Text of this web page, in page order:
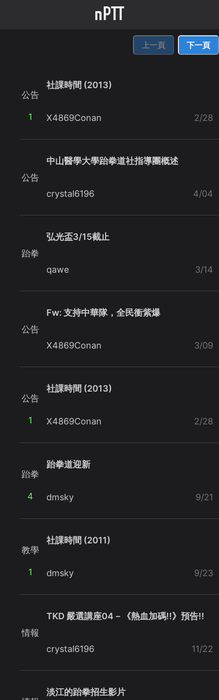
上一頁 下一頁
公告
1
社課時間 (2013)
X4869Conan 2/28
公告
中山醫學大學跆拳道社指導團概述
crystal6196 4/04
跆拳
弘光盃3/15截止
qawe 3/14
公告
Fw: 支持中華隊，全民衝紫爆
X4869Conan 3/09
公告
1
社課時間 (2013)
X4869Conan 2/28
跆拳
4
跆拳道迎新
dmsky 9/21
教學
1
社課時間 (2011)
dmsky 9/23
情報
TKD 嚴選講座04－《熱血加碼!!》預告!!
crystal6196 11/22
淡江的跆拳招生影片